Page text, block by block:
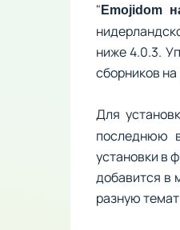
" Emojidom
ниже 4.0.3.
сборников
Для
последнюю
установки в
добавится в
разную